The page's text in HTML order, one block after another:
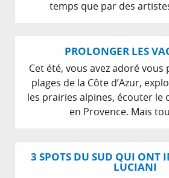
temps que par des
PROLONGER LES
Cet été, vous avez adoré vous
plages de la Côte d’Azur,
les prairies alpines, écouter le
en Provence. Mais
3 SPOTS DU SUD QUI ONT
LUCIANI